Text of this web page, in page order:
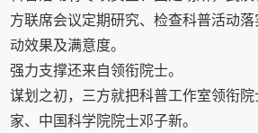
方联席会议定期研究、检查科普活动
动效果及满意度。
强力支撑还来自领衔院士。
谋划之初，三方就把科普工作室领衔
家、中国科学院院士邓子新。